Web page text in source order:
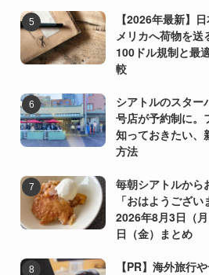
【2026年最新】
メリカへ荷物を送
100ドル規制と最
較
シアトルのスター
号店が予約制に。
知っておきたい、
方法
毎朝シアトルから
「おはようござい
2026年8月3日（
日（金）まとめ
【PR】海外旅行